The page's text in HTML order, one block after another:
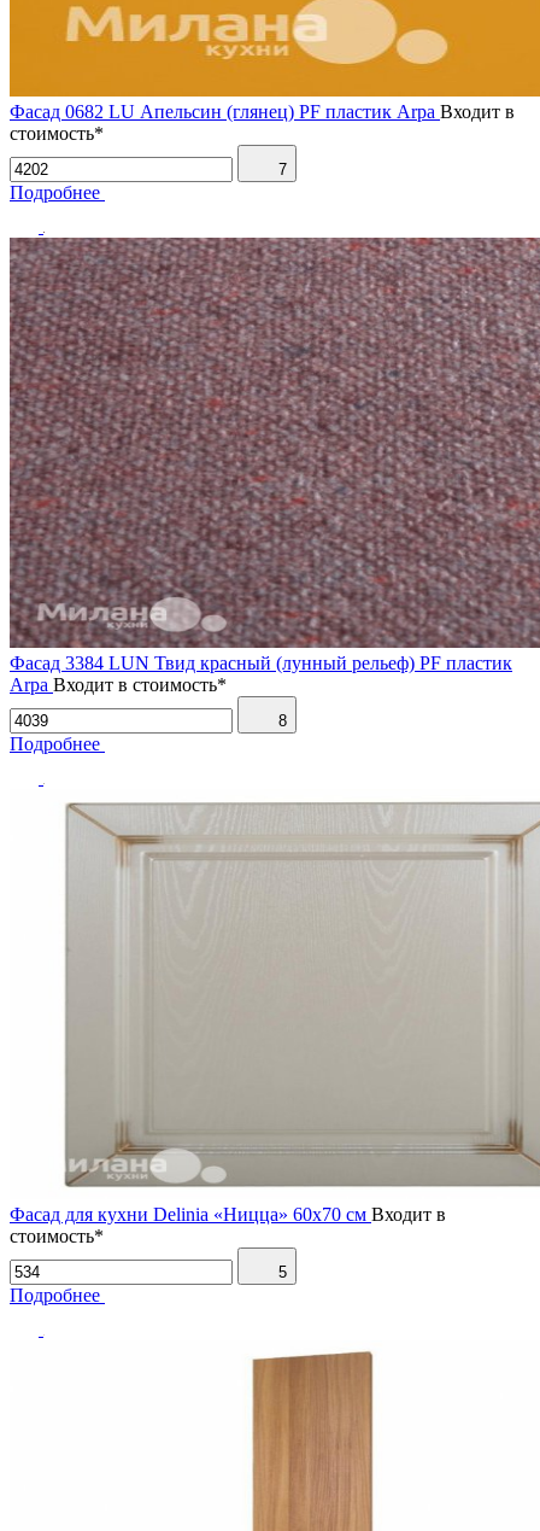
Фасад 0682 LU Апельсин (глянец) PF пластик Arpa Входит в
стоимость*
7
Подробнее
Фасад 3384 LUN Твид красный (лунный рельеф) PF пластик
Arpa Входит в стоимость*
8
Подробнее
Фасад для кухни Delinia «Ницца» 60х70 см Входит в
стоимость*
5
Подробнее